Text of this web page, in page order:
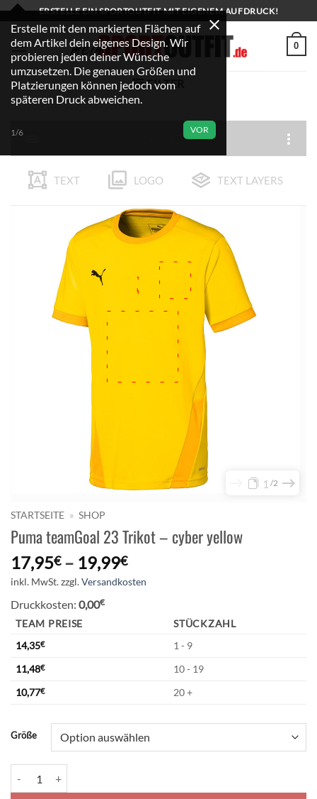
Zum
Inhalt
springen
ERSTELLE EIN SPORTOUTFIT MIT EIGENEM AUFDRUCK!
0
FILTER
TEXT LOGO TEXT LAYERS
1 2
STARTSEITE » SHOP
Puma teamGoal 23 Trikot – cyber yellow
17,95€– 19,99€
inkl. MwSt.zzgl.Versandkosten
Druckkosten: 0,00€
TEAM PREISE
STÜCKZAHL
14,35€
1 - 9
11,48€
10 - 19
10,77€ 20 +
Größe
Alternative:
Erstelle mit den markierten Flächen auf
dem Artikel dein eigenes Design. Wir
probieren jeden deiner Wünsche
umzusetzen. Die genauen Größen und
Platzierungen können jedoch vom
späteren Druck abweichen.
VOR
1/6